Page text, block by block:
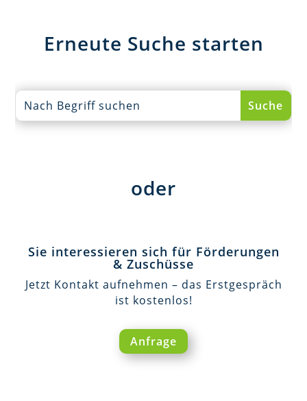
Erneute Suche starten
oder
Sie interessieren sich für Förderungen
& Zuschüsse
Jetzt Kontakt aufnehmen – das Erstgespräch
ist kostenlos!
Anfrage